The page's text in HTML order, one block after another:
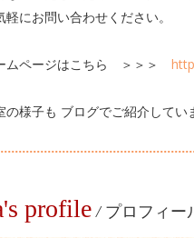
にお問い合わせください。
ムページはこちら ＞＞＞
の様子も ブログでご紹介して
profile / プロフィー